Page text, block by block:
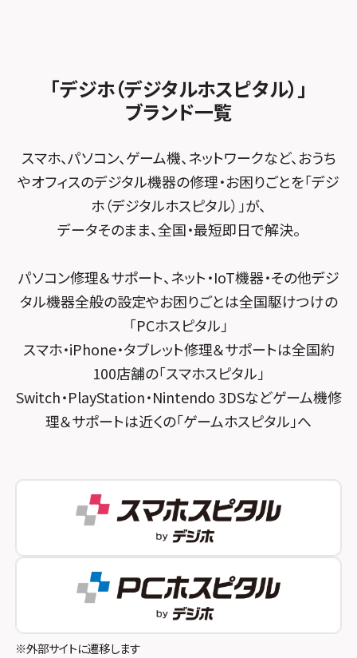
スマホスピタル テルル松戸五香
スマホスピタル テルル宮野木
スマホスピタル千葉
スマホスピタル 大森
スマホスピタル練馬
スマホスピタル 神田
スマホスピタル三軒茶屋
スマホスピタル秋葉原
スマホスピタル 自由が丘
スマホスピタルオリナス錦糸町
スマホスピタル テルル成増
スマホスピタル池袋
スマホスピタル八王子
スマホスピタル平和が丘
スマホスピタル春日井勝川
スマホスピタル住道オペラパーク
スマホスピタル東大阪ロンモール布施
スマホスピタル堺
スマホスピタル 堺出張所
スマホスピタル京都河原町
スマホスピタル宇治槙島
スマホスピタル烏丸
スマホスピタル 京都宇治
スマホスピタル 福知山
スマホスピタル神戸三宮
スマホスピタル by デジホ 姫路キャスパ
スマホスピタル伊丹
スマホスピタル奈良生駒
スマホスピタル和歌山
MacBook修理メニュー
FCNTスマートフォン修理
「デジホ（デジタルホスピタル）」
ブランド一覧
スマホ、パソコン、ゲーム機、ネットワークなど、おうち
やオフィスのデジタル機器の修理・お困りごとを「デジ
ホ（デジタルホスピタル）」が、
データそのまま、全国・最短即日で解決。
パソコン修理＆サポート、ネット・IoT機器・その他デジ
タル機器全般の設定やお困りごとは全国駆けつけの
「PCホスピタル」
スマホ・iPhone・タブレット修理＆サポートは全国約
100店舗の「スマホスピタル」
Switch・PlayStation・Nintendo 3DSなどゲーム機修
理＆サポートは近くの「ゲームホスピタル」へ
※外部サイトに遷移します